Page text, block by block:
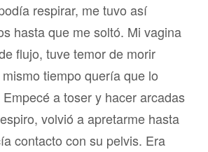
respirar, me tuvo así
hasta que me soltó. Mi vagina
flujo, tuve temor de morir
tiempo quería que lo
a toser y hacer arcadas
volvió a apretarme hasta
contacto con su pelvis. Era